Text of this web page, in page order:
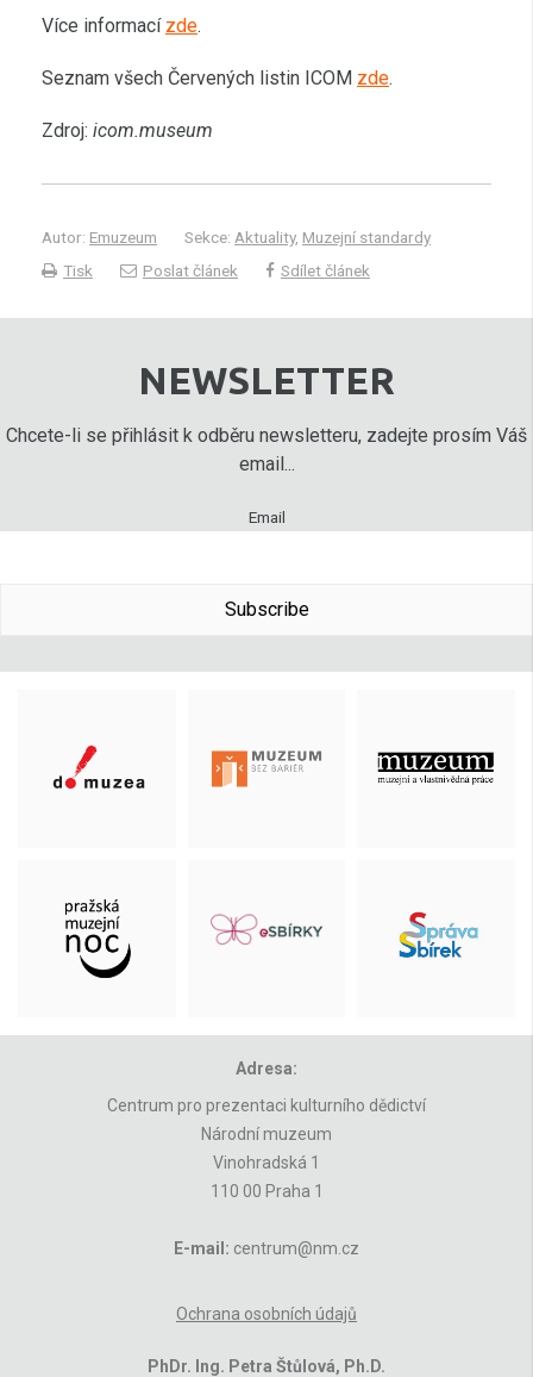
Více informací zde.
Seznam všech Červených listin ICOM zde.
Zdroj: icom.museum
Autor: Emuzeum Sekce: Aktuality, Muzejní standardy
Tisk
Poslat článek Sdílet článek
NEWSLETTER
Chcete-li se přihlásit k odběru newsletteru, zadejte prosím Váš
email...
Email
Subscribe
Adresa:
Centrum pro prezentaci kulturního dědictví
Národní muzeum
Vinohradská 1
110 00 Praha 1
E-mail: centrum@nm.cz
Ochrana osobních údajů
PhDr. Ing. Petra Štůlová, Ph.D.